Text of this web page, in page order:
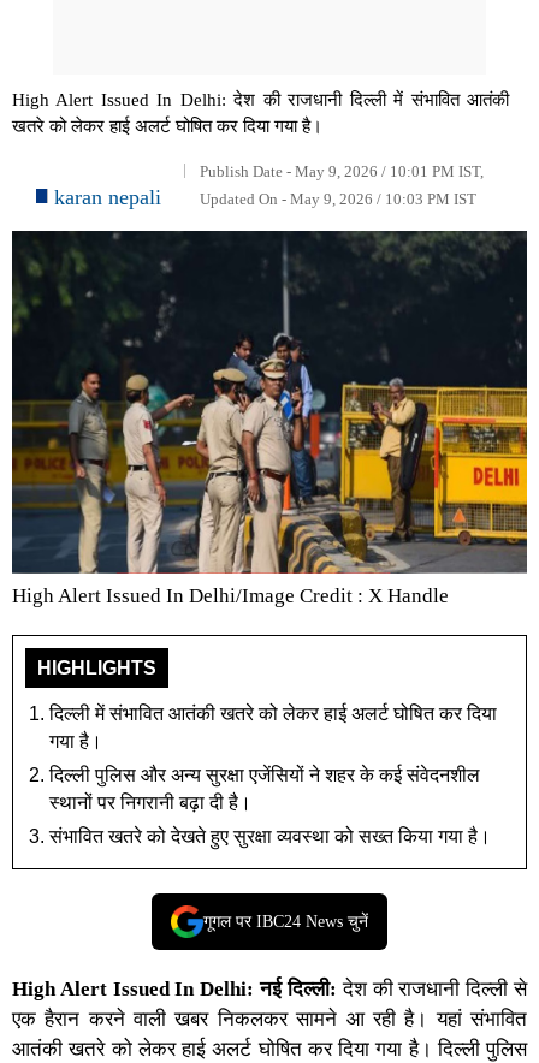
High Alert Issued In Delhi: देश की राजधानी दिल्ली में संभावित आतंकी
खतरे को लेकर हाई अलर्ट घोषित कर दिया गया है।
karan nepali
Publish Date - May 9, 2026 / 10:01 PM IST,
Updated On - May 9, 2026 / 10:03 PM IST
High Alert Issued In Delhi/Image Credit : X Handle
HIGHLIGHTS
दिल्ली में संभावित आतंकी खतरे को लेकर हाई अलर्ट घोषित कर दिया
गया है।
दिल्ली पुलिस और अन्य सुरक्षा एजेंसियों ने शहर के कई संवेदनशील
स्थानों पर निगरानी बढ़ा दी है।
संभावित खतरे को देखते हुए सुरक्षा व्यवस्था को सख्त किया गया है।
गूगल पर IBC24 News चुनें
High Alert Issued In Delhi: नई दिल्ली: देश की राजधानी दिल्ली से
एक हैरान करने वाली खबर निकलकर सामने आ रही है। यहां संभावित
आतंकी खतरे को लेकर हाई अलर्ट घोषित कर दिया गया है। दिल्ली पुलिस